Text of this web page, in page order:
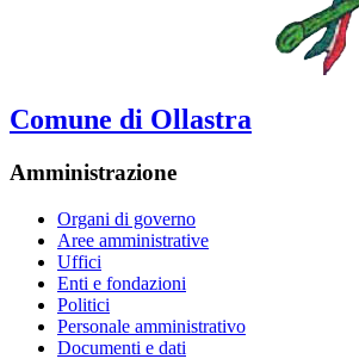
Comune di Ollastra
Amministrazione
Organi di governo
Aree amministrative
Uffici
Enti e fondazioni
Politici
Personale amministrativo
Documenti e dati